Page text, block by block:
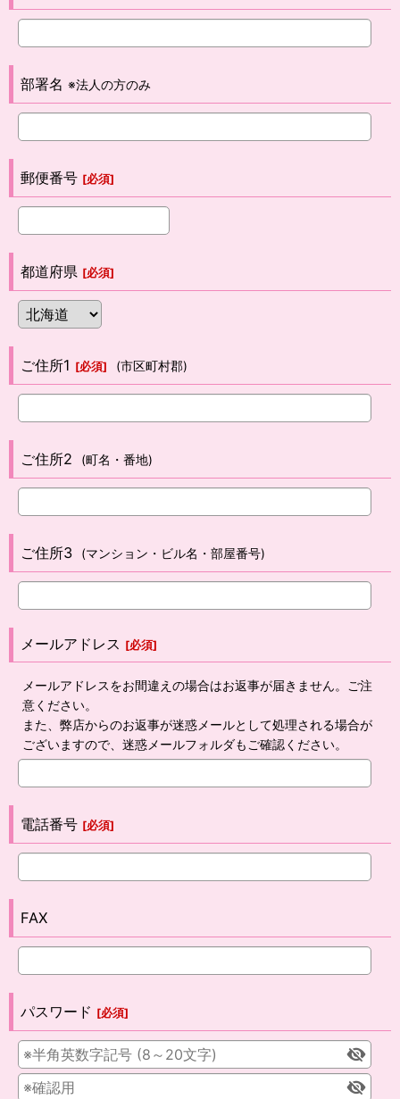
部署名 ※法人の方のみ
郵便番号 [必須]
都道府県 [必須]
ご住所1 [必須] (市区町村郡)
ご住所2 (町名・番地)
ご住所3 (マンション・ビル名・部屋番号)
メールアドレス [必須]
メールアドレスをお間違えの場合はお返事が届きません。ご注
意ください。
また、弊店からのお返事が迷惑メールとして処理される場合が
ございますので、迷惑メールフォルダもご確認ください。
電話番号 [必須]
FAX
パスワード [必須]